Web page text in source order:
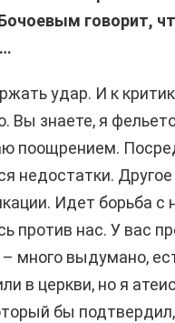
говорит,
удар. И к
Вы знаете, я
поощрением.
недостатки.
Идет борьба с
против нас. У вас
много выдумано,
в церкви, но я
бы